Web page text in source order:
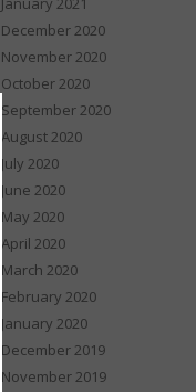
December 2020
November 2020
October 2020
September 2020
August 2020
July 2020
June 2020
May 2020
April 2020
March 2020
February 2020
January 2020
December 2019
November 2019